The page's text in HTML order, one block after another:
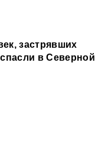
застрявших
в Северной